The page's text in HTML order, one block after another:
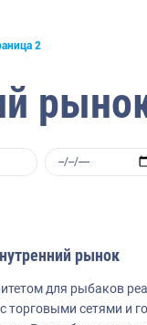
2
рынок
для рыбаков
торговыми сетями и